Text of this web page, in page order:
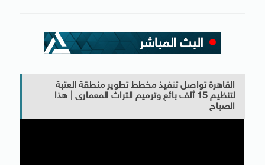
القاهرة تواصل تنفيذ مخطط تطوير منطقة العتبة
لتنظيم 15 ألف بائع وترميم التراث المعمارى | هذا
الصباح